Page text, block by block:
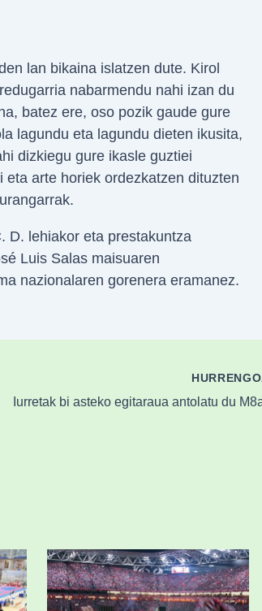
lan bikaina islatzen dute. Kirol
nabarmendu nahi izan du
batez ere, oso pozik gaude gure
lagundu eta lagundu dieten ikusita,
dizkiegu gure ikasle guztiei
arte horiek ordezkatzen dituzten
D. lehiakor eta prestakuntza
Luis Salas maisuaren
nazionalaren gorenera eramanez.